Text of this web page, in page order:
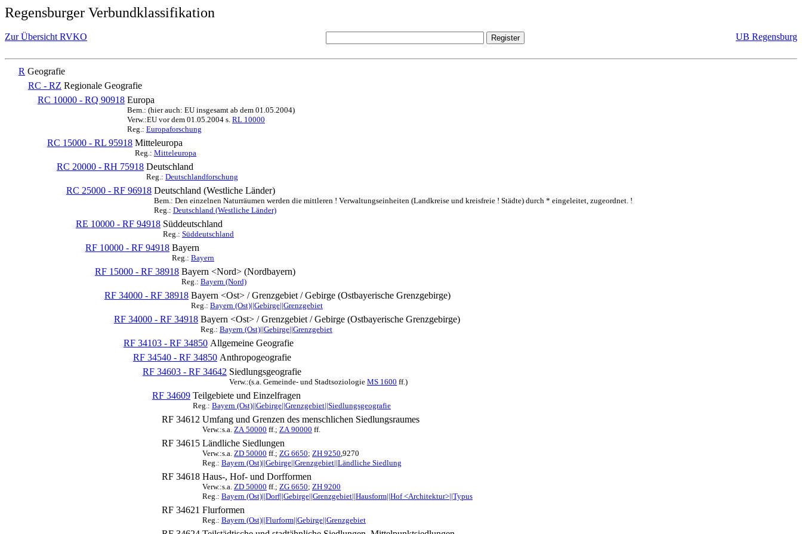
Regensburger Verbundklassifikation
Zur Übersicht RVKO UB Regensburg
R Geografie
RC - RZ Regionale Geografie
RC 10000 - RQ 90918 Europa
Bem.: (hier auch: EU insgesamt ab dem 01.05.2004)
Verw.:EU vor dem 01.05.2004 s. RL 10000
Reg.: Europaforschung
RC 15000 - RL 95918 Mitteleuropa
Reg.: Mitteleuropa
RC 20000 - RH 75918 Deutschland
Reg.: Deutschlandforschung
RC 25000 - RF 96918 Deutschland (Westliche Länder)
Bem.: Den einzelnen Naturräumen werden die mittleren ! Verwaltungseinheiten (Landkreise und kreisfreie ! Städte) durch * eingeleitet, zugeordnet. !
Reg.: Deutschland (Westliche Länder)
RE 10000 - RF 94918 Süddeutschland
Reg.: Süddeutschland
RF 10000 - RF 94918 Bayern
Reg.: Bayern
RF 15000 - RF 38918 Bayern <Nord> (Nordbayern)
Reg.: Bayern (Nord)
RF 34000 - RF 38918 Bayern <Ost> / Grenzgebiet / Gebirge (Ostbayerische Grenzgebirge)
Reg.: Bayern (Ost)||Gebirge||Grenzgebiet
RF 34000 - RF 34918 Bayern <Ost> / Grenzgebiet / Gebirge (Ostbayerische Grenzgebirge)
Reg.: Bayern (Ost)||Gebirge||Grenzgebiet
RF 34103 - RF 34850 Allgemeine Geografie
RF 34540 - RF 34850 Anthropogeografie
RF 34603 - RF 34642 Siedlungsgeografie
Verw.:(s.a. Gemeinde- und Stadtsoziologie MS 1600 ff.)
RF 34609 Teilgebiete und Einzelfragen
Reg.: Bayern (Ost)||Gebirge||Grenzgebiet||Siedlungsgeografie
RF 34612 Umfang und Grenzen des menschlichen Siedlungsraumes
Verw.:s.a. ZA 50000 ff.; ZA 90000 ff.
RF 34615 Ländliche Siedlungen
Verw.:s.a. ZD 50000 ff.; ZG 6650; ZH 9250,9270
Reg.: Bayern (Ost)||Gebirge||Grenzgebiet||Ländliche Siedlung
RF 34618 Haus-, Hof- und Dorfformen
Verw.:s.a. ZD 50000 ff.; ZG 6650; ZH 9200
Reg.: Bayern (Ost)||Dorf||Gebirge||Grenzgebiet||Hausform||Hof <Architektur>||Typus
RF 34621 Flurformen
Reg.: Bayern (Ost)||Flurform||Gebirge||Grenzgebiet